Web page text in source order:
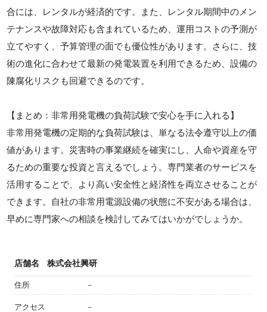
合には、レンタルが経済的です。また、レンタル期間中のメン
テナンスや故障対応も含まれているため、運用コストの予測が
立てやすく、予算管理の面でも優位性があります。さらに、技
術の進化に合わせて最新の発電装置を利用できるため、設備の
陳腐化リスクも回避できるのです。
【まとめ：非常用発電機の負荷試験で安心を手に入れる】
非常用発電機の定期的な負荷試験は、単なる法令遵守以上の価
値があります。災害時の事業継続を確実にし、人命や資産を守
るための重要な投資と言えるでしょう。専門業者のサービスを
活用することで、より高い安全性と経済性を両立させることが
できます。自社の非常用電源設備の状態に不安がある場合は、
早めに専門家への相談を検討してみてはいかがでしょうか。
店舗名 株式会社興研
住所 －
アクセス －